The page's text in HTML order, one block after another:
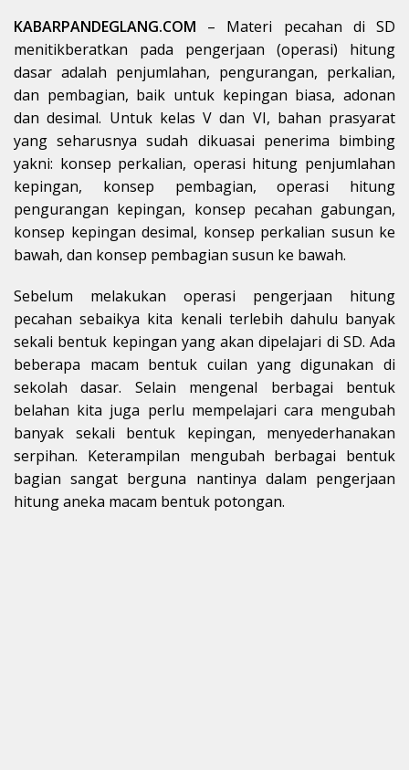
KABARPANDEGLANG.COM – Materi pecahan di SD
menitikberatkan pada pengerjaan (operasi) hitung
dasar adalah penjumlahan, pengurangan, perkalian,
dan pembagian, baik untuk kepingan biasa, adonan
dan desimal. Untuk kelas V dan VI, bahan prasyarat
yang seharusnya sudah dikuasai penerima bimbing
yakni: konsep perkalian, operasi hitung penjumlahan
kepingan, konsep pembagian, operasi hitung
pengurangan kepingan, konsep pecahan gabungan,
konsep kepingan desimal, konsep perkalian susun ke
bawah, dan konsep pembagian susun ke bawah.
Sebelum melakukan operasi pengerjaan hitung
pecahan sebaikya kita kenali terlebih dahulu banyak
sekali bentuk kepingan yang akan dipelajari di SD. Ada
beberapa macam bentuk cuilan yang digunakan di
sekolah dasar. Selain mengenal berbagai bentuk
belahan kita juga perlu mempelajari cara mengubah
banyak sekali bentuk kepingan, menyederhanakan
serpihan. Keterampilan mengubah berbagai bentuk
bagian sangat berguna nantinya dalam pengerjaan
hitung aneka macam bentuk potongan.